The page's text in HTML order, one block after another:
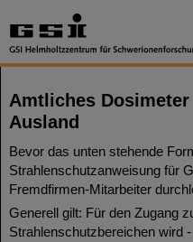
Amtliches
Ausland
Bevor das unten stehende
Strahlenschutzanweisung für
Fremdfirmen-Mitarbeiter
Generell gilt: Für den Zugang
Strahlenschutzbereichen wird